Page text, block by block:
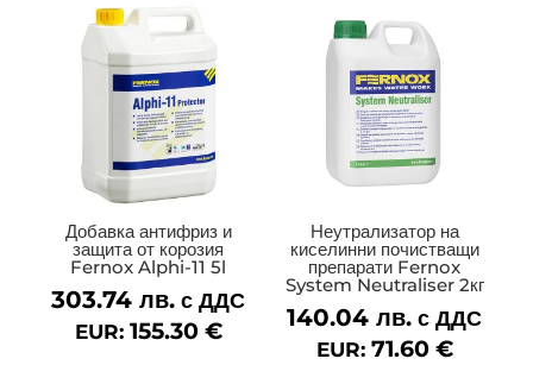
Добавка антифриз и
защита от корозия
Fernox Alphi-11 5l
303.74лв. с ДДС
EUR: 155.30 €
Неутрализатор на
киселинни почистващи
препарати Fernox
System Neutraliser 2кг
140.04 лв. с ДДС
EUR: 71.60 €